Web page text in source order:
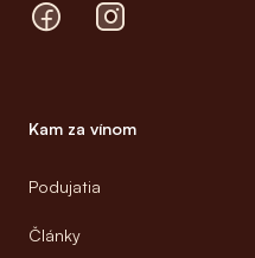
FacebookInstagram
Kam za vínom
Podujatia
Články